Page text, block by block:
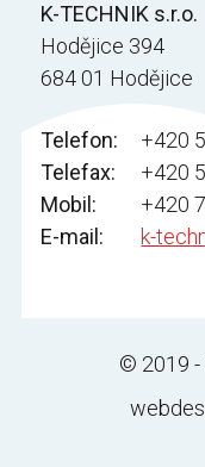
K-TECHNIK s.r.o.
Hodějice 394
684 01 Hodějice
Telefon:
+420
Telefax:
+420
Mobil:
+420
E-mail:
k-
© 2019 -